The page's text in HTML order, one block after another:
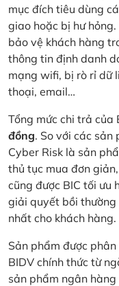
mục đích tiêu dùng
giao hoặc bị hư
bảo vệ khách hàng
thông tin định danh
mạng wifi, bị rò rỉ dữ
thoại, email…
Tổng mức chi trả của
đồng. So với các
Cyber Risk là sản
thủ tục mua đơn
cũng được BIC tối ưu
giải quyết bồi
nhất cho khách hàng.
Sản phẩm được
BIDV chính thức từ
sản phẩm ngân hàng